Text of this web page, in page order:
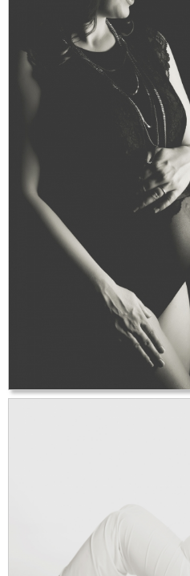
Születésnapi fotózás [2]
Karácsonyi fotózás [20]
Nyuszis fotózás [1]
Kapcsolat